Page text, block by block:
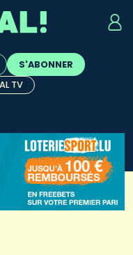
sont
S'ABONNER
TV